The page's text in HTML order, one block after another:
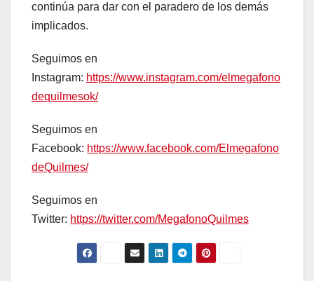
continúa para dar con el paradero de los demás
implicados.
Seguimos en
Instagram: https://www.instagram.com/elmegafono
dequilmesok/
Seguimos en
Facebook: https://www.facebook.com/Elmegafono
deQuilmes/
Seguimos en
Twitter: https://twitter.com/MegafonoQuilmes